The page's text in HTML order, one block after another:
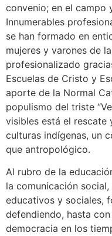
convenio; en el campo
Innumerables
se han formado en
mujeres y varones de
profesionalizado
Escuelas de Cristo y
aporte de la Normal
populismo del triste
visibles está el rescate
culturas indígenas, un
que antropológico.
Al rubro de la
la comunicación
educativos y sociales,
defendiendo, hasta
democracia en los